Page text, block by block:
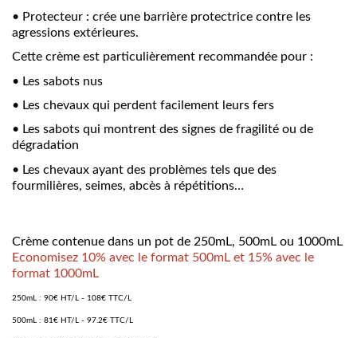
• Protecteur : crée une barrière protectrice contre les
agressions extérieures.
Cette crème est particulièrement recommandée pour :
• Les sabots nus
• Les chevaux qui perdent facilement leurs fers
• Les sabots qui montrent des signes de fragilité ou de
dégradation
• Les chevaux ayant des problèmes tels que des
fourmilières, seimes, abcès à répétitions…
Crème contenue dans un pot de 250mL, 500mL ou 1000mL
Economisez 10% avec le format 500mL et 15% avec le
format 1000mL
250mL : 90€ HT/L - 108€ TTC/L
500mL : 81€ HT/L - 97.2€ TTC/L